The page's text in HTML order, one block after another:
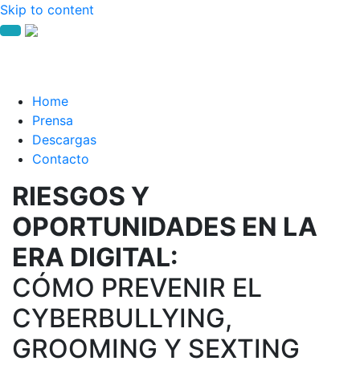
Skip to content
Home
Prensa
Descargas
Contacto
RIESGOS Y
OPORTUNIDADES EN LA
ERA DIGITAL:
CÓMO PREVENIR EL
CYBERBULLYING,
GROOMING Y SEXTING